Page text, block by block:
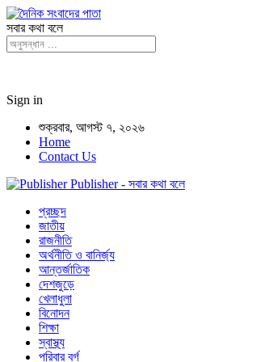
সবার কথা বলে
Sign in
শুক্রবার, আগস্ট ৭, ২০২৬
Home
Contact Us
Publisher - সবার কথা বলে
প্রচ্ছদ
জাতীয়
রাজনীতি
অর্থনীতি ও বানির্জ্য
আন্তর্জাতিক
দেশজুড়ে
খেলাধুলা
বিনোদন
শিক্ষা
স্বাস্থ্য
পরিবার বর্গ